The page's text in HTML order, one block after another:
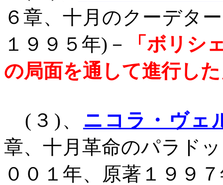
６章、十月のクーデタ
１９９５年) －
「ボリシ
の局面を通して進行し
( ３ )、 ニコラ・ヴェ
章、十月革命のパラド
００１年、原著１９９